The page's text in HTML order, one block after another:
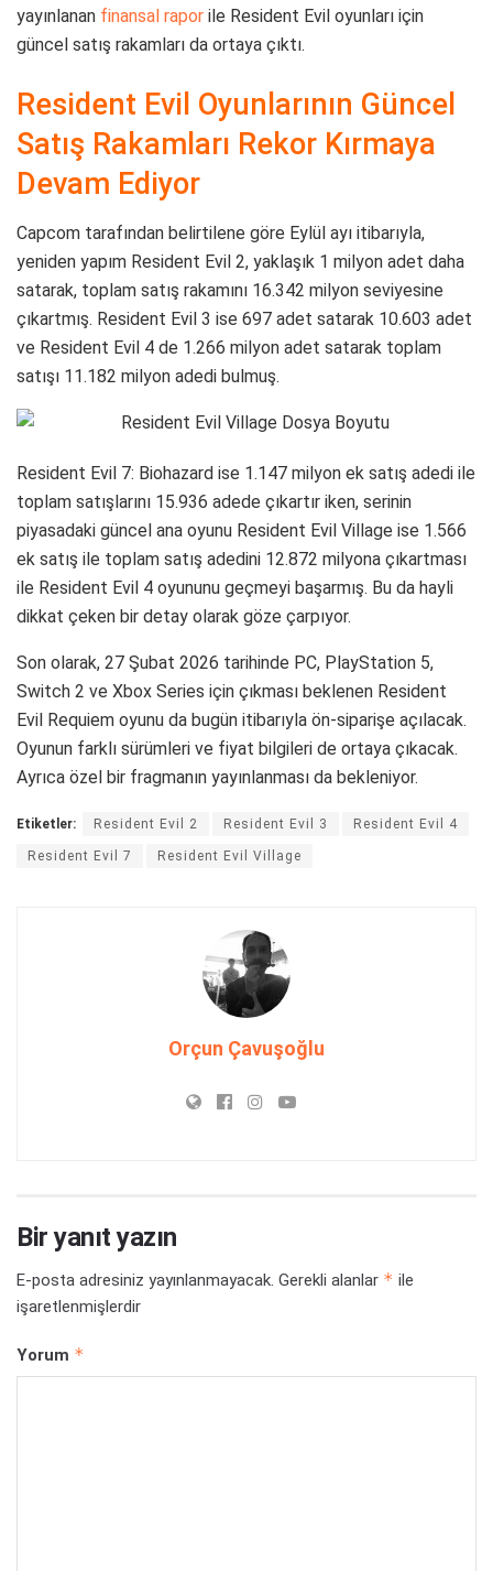
yayınlanan finansal rapor ile Resident Evil oyunları için
güncel satış rakamları da ortaya çıktı.
Resident Evil Oyunlarının Güncel
Satış Rakamları Rekor Kırmaya
Devam Ediyor
Capcom tarafından belirtilene göre Eylül ayı itibarıyla,
yeniden yapım Resident Evil 2, yaklaşık 1 milyon adet daha
satarak, toplam satış rakamını 16.342 milyon seviyesine
çıkartmış. Resident Evil 3 ise 697 adet satarak 10.603 adet
ve Resident Evil 4 de 1.266 milyon adet satarak toplam
satışı 11.182 milyon adedi bulmuş.
Resident Evil 7: Biohazard ise 1.147 milyon ek satış adedi ile
toplam satışlarını 15.936 adede çıkartır iken, serinin
piyasadaki güncel ana oyunu Resident Evil Village ise 1.566
ek satış ile toplam satış adedini 12.872 milyona çıkartması
ile Resident Evil 4 oyununu geçmeyi başarmış. Bu da hayli
dikkat çeken bir detay olarak göze çarpıyor.
Son olarak, 27 Şubat 2026 tarihinde PC, PlayStation 5,
Switch 2 ve Xbox Series için çıkması beklenen Resident
Evil Requiem oyunu da bugün itibarıyla ön-siparişe açılacak.
Oyunun farklı sürümleri ve fiyat bilgileri de ortaya çıkacak.
Ayrıca özel bir fragmanın yayınlanması da bekleniyor.
Etiketler: Resident Evil 2 Resident Evil 3 Resident Evil 4
Resident Evil 7 Resident Evil Village
Orçun Çavuşoğlu
Bir yanıt yazın
E-posta adresiniz yayınlanmayacak. Gerekli alanlar * ile
işaretlenmişlerdir
Yorum *